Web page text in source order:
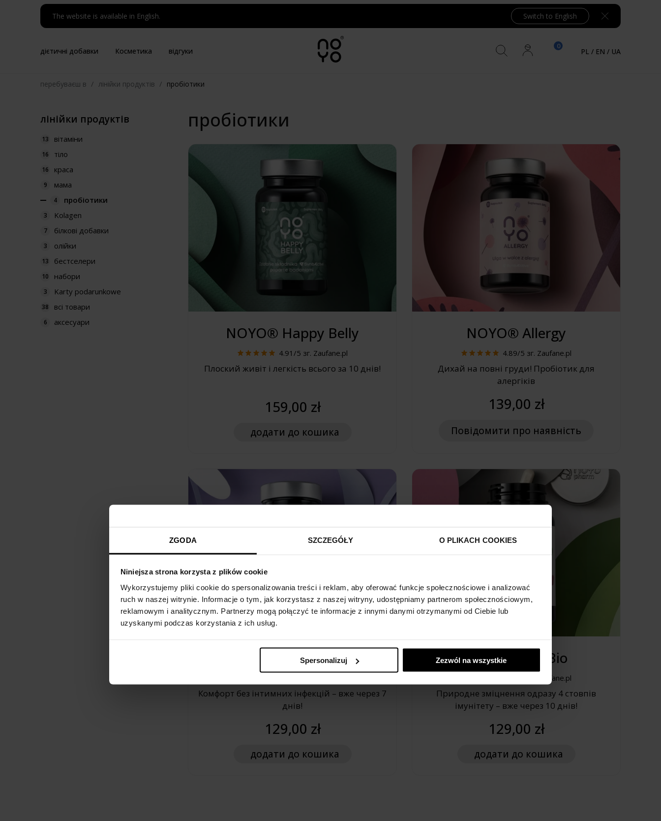
ZGODA SZCZEGÓŁY O PLIKACH COOKIES
Niniejsza strona korzysta z plików cookie
Wykorzystujemy pliki cookie do spersonalizowania treści i reklam, aby oferować funkcje społecznościowe i analizować
ruch w naszej witrynie. Informacje o tym, jak korzystasz z naszej witryny, udostępniamy partnerom społecznościowym,
reklamowym i analitycznym. Partnerzy mogą połączyć te informacje z innymi danymi otrzymanymi od Ciebie lub
uzyskanymi podczas korzystania z ich usług.
Spersonalizuj Zezwól na wszystkie
The website is available in English. Switch to English
дієтичні добавки Косметика відгуки PL / EN / UA
перебуваєш в / лінійки продуктів / пробіотики
лінійки продуктів
вітаміни
13
тіло
16
краса
16
мама
9
пробіотики
4
Kolagen
3
білкові добавки
7
олійки
3
бестселери
13
набори
10
Karty podarunkowe
3
всі товари
38
аксесуари
6
пробіотики
NOYO® Happy Belly
4.91/5 зг. Zaufane.pl
Плоский живіт і легкість всього за 10 днів!
159,00 zł
додати до кошика
NOYO® Allergy
4.89/5 зг. Zaufane.pl
Дихай на повні груди! Пробіотик для
алергіків
139,00 zł
Повідомити про наявність
NOYO® Intima
Комфорт без інтимних інфекцій – вже через 7
днів!
129,00 zł
додати до кошика
NOYO® Pro.Bio
зг. Zaufane.pl
Природне зміцнення одразу 4 стовпів
імунітету – вже через 10 днів!
129,00 zł
додати до кошика